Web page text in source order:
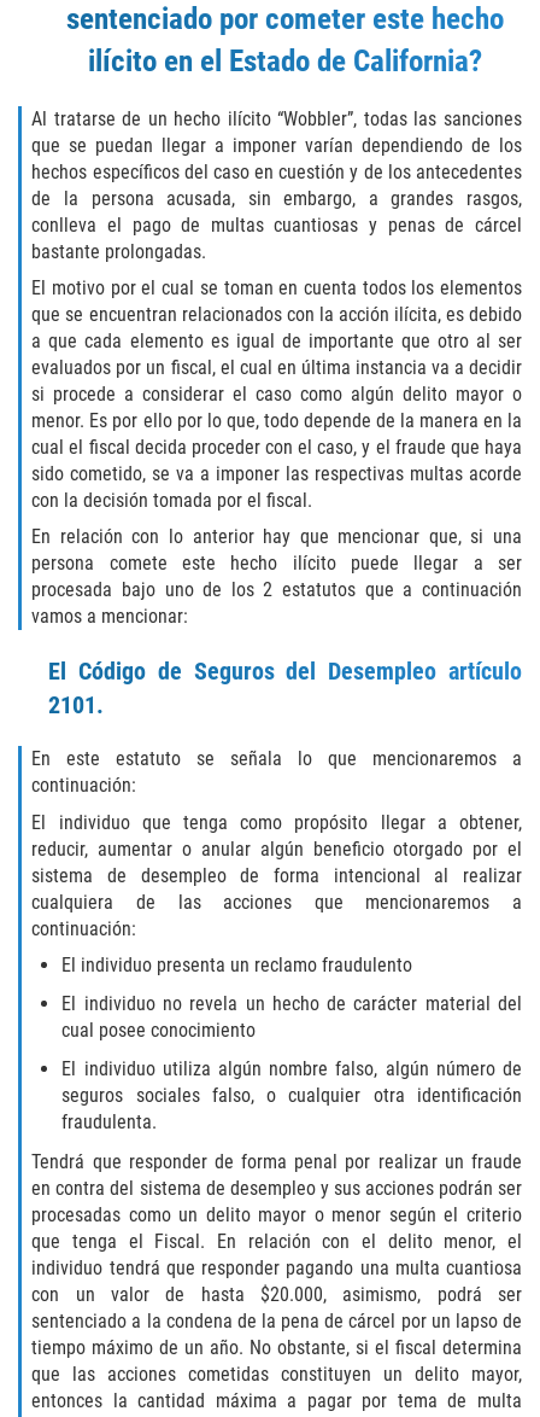
CHILD ABUSE
CHILD ENDANGERMENT
CORPORAL INJURY
CRIMINAL THREATS
DOMESTIC BATTERY
DOMESTIC VIOLENCE
ELDER ABUSE
FAILURE TO PROVIDE
VIOLATION OF PROTECTIVE ORDER
DRIVING CRIMES
HIT AND RUN
DRUG CRIMES
DIVERSION
DRUG POSSESSION
PROP 36
SALES / TRANSPORTATION
EXPUNGEMENT
FEDERAL
Fraud
AUTO INSURANCE FRAUD
CHECK FRAUD
CREDIT CARD FRAUD
sentenciado por cometer este hecho
ilícito en el Estado de California?
Al tratarse de un hecho ilícito “Wobbler”, todas las sanciones
que se puedan llegar a imponer varían dependiendo de los
hechos específicos del caso en cuestión y de los antecedentes
de la persona acusada, sin embargo, a grandes rasgos,
conlleva el pago de multas cuantiosas y penas de cárcel
bastante prolongadas.
El motivo por el cual se toman en cuenta todos los elementos
que se encuentran relacionados con la acción ilícita, es debido
a que cada elemento es igual de importante que otro al ser
evaluados por un fiscal, el cual en última instancia va a decidir
si procede a considerar el caso como algún delito mayor o
menor. Es por ello por lo que, todo depende de la manera en la
cual el fiscal decida proceder con el caso, y el fraude que haya
sido cometido, se va a imponer las respectivas multas acorde
con la decisión tomada por el fiscal.
En relación con lo anterior hay que mencionar que, si una
persona comete este hecho ilícito puede llegar a ser
procesada bajo uno de los 2 estatutos que a continuación
vamos a mencionar:
El Código de Seguros del Desempleo artículo
2101.
En este estatuto se señala lo que mencionaremos a
continuación:
El individuo que tenga como propósito llegar a obtener,
reducir, aumentar o anular algún beneficio otorgado por el
sistema de desempleo de forma intencional al realizar
cualquiera de las acciones que mencionaremos a
continuación:
El individuo presenta un reclamo fraudulento
El individuo no revela un hecho de carácter material del
cual posee conocimiento
El individuo utiliza algún nombre falso, algún número de
seguros sociales falso, o cualquier otra identificación
fraudulenta.
Tendrá que responder de forma penal por realizar un fraude
en contra del sistema de desempleo y sus acciones podrán ser
procesadas como un delito mayor o menor según el criterio
que tenga el Fiscal. En relación con el delito menor, el
individuo tendrá que responder pagando una multa cuantiosa
con un valor de hasta $20.000, asimismo, podrá ser
sentenciado a la condena de la pena de cárcel por un lapso de
tiempo máximo de un año. No obstante, si el fiscal determina
que las acciones cometidas constituyen un delito mayor,
entonces la cantidad máxima a pagar por tema de multa